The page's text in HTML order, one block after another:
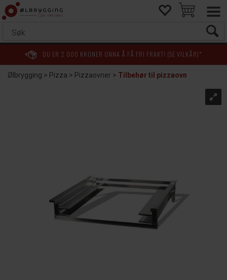
DU ER 2 000 KRONER UNNA Å FÅ FRI FRAKT! (SE VILKÅR)*
Ølbrygging>Pizza>Pizzaovner>Tilbehør til pizzaovn